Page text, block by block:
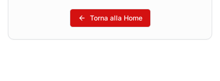
Torna alla Home